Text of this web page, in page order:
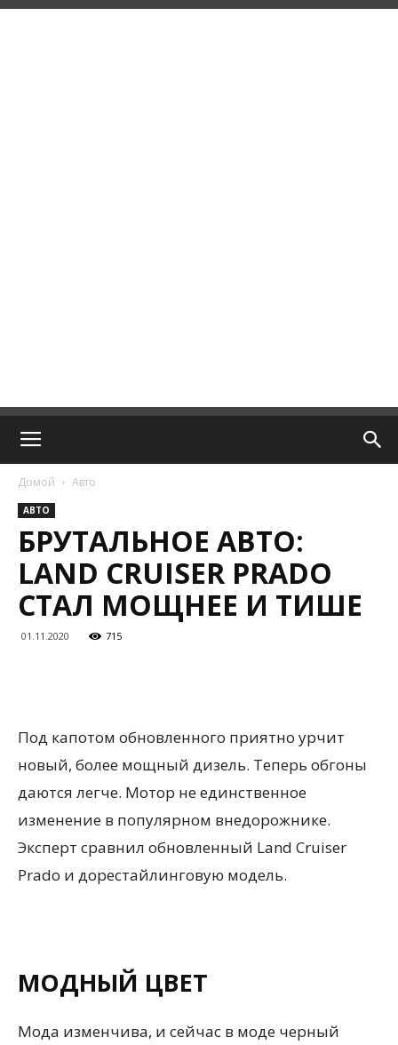
Домой Авто
АВТО
БРУТАЛЬНОЕ АВТО:
LAND CRUISER PRADO
СТАЛ МОЩНЕЕ И ТИШЕ
01.11.2020 715
Под капотом обновленного приятно урчит
новый, более мощный дизель. Теперь обгоны
даются легче. Мотор не единственное
изменение в популярном внедорожнике.
Эксперт сравнил обновленный Land Cruiser
Prado и дорестайлинговую модель.
МОДНЫЙ ЦВЕТ
Мода изменчива, и сейчас в моде черный